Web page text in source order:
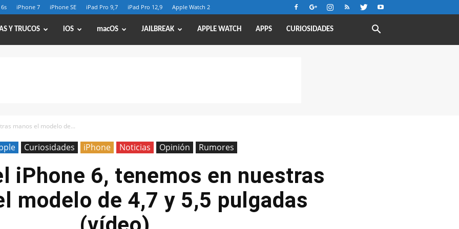
iPhone 7 iPhone SE iPad Pro 9,7 iPad Pro 12,9 Apple Watch 2
Y TRUCOS iOS macOS JAILBREAK APPLE WATCH APPS CURIOSIDADES
manos el modelo de...
Curiosidades iPhone Noticias Opinión Rumores
iPhone 6, tenemos en nuestras
modelo de 4,7 y 5,5 pulgadas